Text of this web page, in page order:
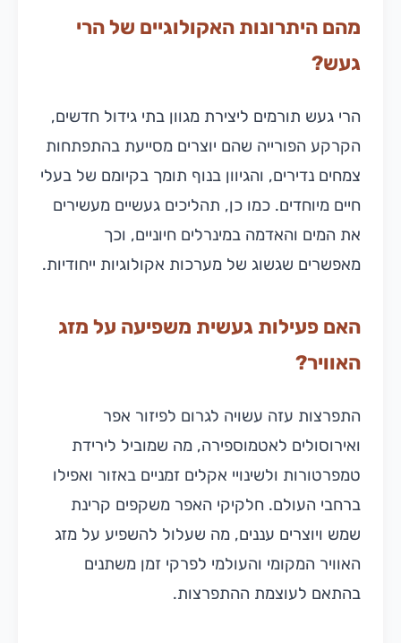
מהם היתרונות האקולוגיים של הרי
געש?
הרי געש תורמים ליצירת מגוון בתי גידול חדשים,
הקרקע הפורייה שהם יוצרים מסייעת בהתפתחות
צמחים נדירים, והגיוון בנוף תומך בקיומם של בעלי
חיים מיוחדים. כמו כן, תהליכים געשיים מעשירים
את המים והאדמה במינרלים חיוניים, וכך
מאפשרים שגשוג של מערכות אקולוגיות ייחודיות.
האם פעילות געשית משפיעה על מזג
האוויר?
התפרצות עזה עשויה לגרום לפיזור אפר
ואירוסולים לאטמוספירה, מה שמוביל לירידת
טמפרטורות ולשינויי אקלים זמניים באזור ואפילו
ברחבי העולם. חלקיקי האפר משקפים קרינת
שמש ויוצרים עננים, מה שעלול להשפיע על מזג
האוויר המקומי והעולמי לפרקי זמן משתנים
בהתאם לעוצמת ההתפרצות.